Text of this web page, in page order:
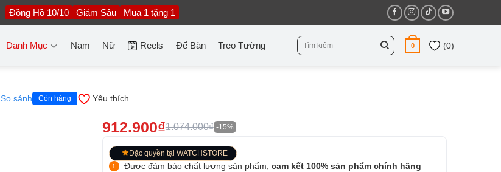
Đồng Hồ 10/10 Giảm Sâu Mua 1 tặng 1
Danh Mục Nam Nữ Reels Để Bàn Treo Tường
Tìm
kiếm:
0 (0)
So sánh Còn hàng Yêu thích
912.900₫1.074.000₫ -15%
Đặc quyền tại WATCHSTORE
Được đảm bảo chất lượng sản phẩm, cam kết 100% sản phẩm chính hãng